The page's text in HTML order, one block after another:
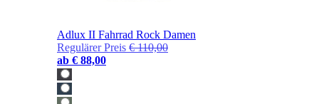
Adlux II Fahrrad Rock Damen
Regulärer Preis € 110,00
ab € 88,00